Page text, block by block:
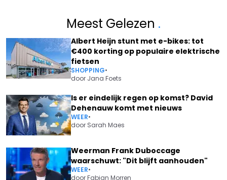
Meest Gelezen .
Albert Heijn stunt met e-bikes: tot
€400 korting op populaire elektrische
fietsen
SHOPPING•
door Jana Foets
Is er eindelijk regen op komst? David
Dehenauw komt met nieuws
WEER•
door Sarah Maes
Weerman Frank Duboccage
waarschuwt: "Dit blijft aanhouden"
WEER•
doorFabian Morren